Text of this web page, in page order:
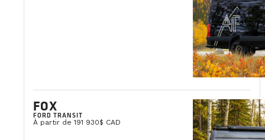
FOX
FORD TRANSIT
À partir de 191 930$ CAD